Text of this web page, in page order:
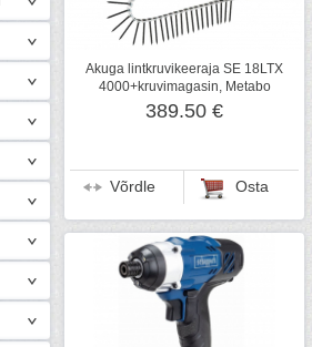
Akuga lintkruvikeeraja SE 18LTX
4000+kruvimagasin, Metabo
389.50 €
Võrdle Osta